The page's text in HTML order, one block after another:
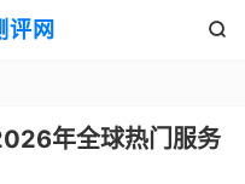
评网 
年全球热门服务